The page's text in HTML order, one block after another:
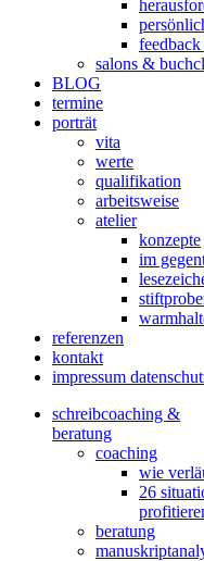
salons &
BLOG
termine
porträt
vita
werte
qualifikation
arbeitsweise
atelier
konzepte
im
referenzen
kontakt
impressum
schreibcoaching &
beratung
coaching
wie
26
beratung